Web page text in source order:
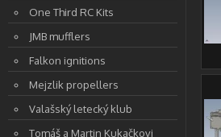
One Third RC Kits
JMB mufflers
Falkon ignitions
Mejzlik propellers
Valašský letecký klub
Tomáš a Martin Kukačkovi